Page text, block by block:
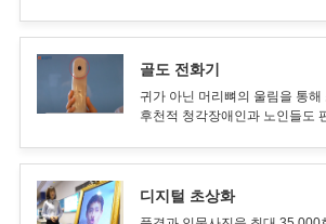
골도 전화기
귀가 아닌 머리뼈의 울림을 통해
후천적 청각장애인과 노인들도
디지털 초상화